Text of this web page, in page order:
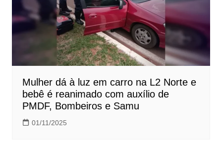
Mulher dá à luz em carro na L2 Norte e
bebê é reanimado com auxílio de
PMDF, Bombeiros e Samu
01/11/2025